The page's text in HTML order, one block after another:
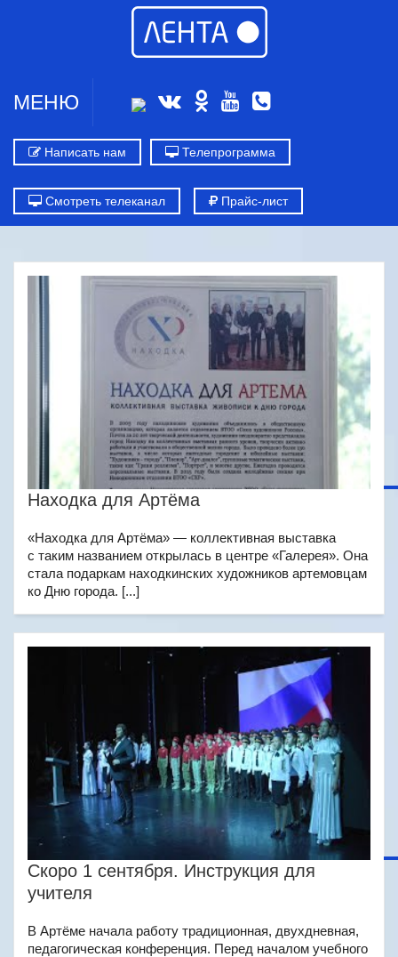
МЕНЮ
Написать нам Телепрограмма
Смотреть телеканал Прайс-лист
Находка для Артёма
«Находка для Артёма» — коллективная выставка
с таким названием открылась в центре «Галерея». Она
стала подаркам находкинских художников артемовцам
ко Дню города. [...]
Скоро 1 сентября. Инструкция для
учителя
В Артёме начала работу традиционная, двухдневная,
педагогическая конференция. Перед началом учебного